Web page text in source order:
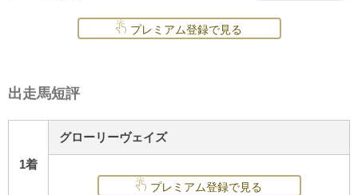
プレミアム登録で見る
出走馬短評
1着
グローリーヴェイズ
プレミアム登録で見る